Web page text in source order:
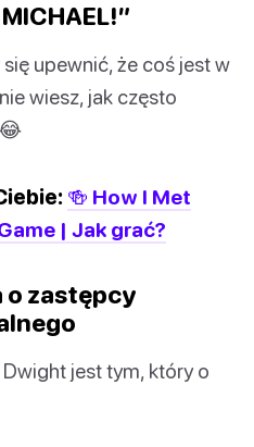
upewnić, że coś jest w
wiesz, jak często
🍻 How I Met
| Jak grać?
o zastępcy
Dwight jest tym, który o